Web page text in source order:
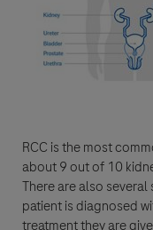
RCC is the most
about 9 out of 10
There are also
patient is diagnosed
treatment they are
By clicking “Accept and
Roche’s legal and privacy
below:
https://www.gene.com/
For Visitors from Canada,
http://